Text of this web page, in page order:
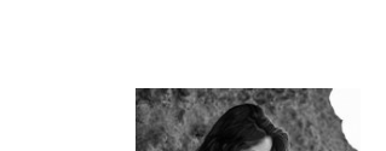
ЛАСКАВО ПРОСИМО ДО NOSOVSKI.COM!
НАС ПРИВІТНИЙ БОНУС - ЗНИЖКУ НА